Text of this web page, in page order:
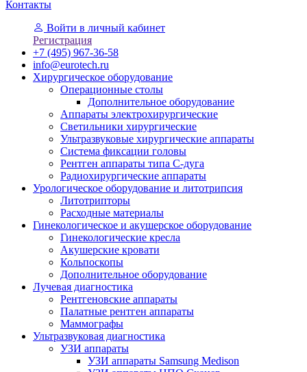
Контакты
Войти в личный кабинет
Регистрация
+7 (495) 967-36-58
info@eurotech.ru
Хирургическое оборудование
Операционные столы
Дополнительное оборудование
Аппараты электрохирургические
Светильники хирургические
Ультразвуковые хирургические аппараты
Система фиксации головы
Рентген аппараты типа С-дуга
Радиохирургические аппараты
Урологическое оборудование и литотрипсия
Литотрипторы
Расходные материалы
Гинекологическое и акушерское оборудование
Гинекологические кресла
Акушерские кровати
Кольпоскопы
Дополнительное оборудование
Лучевая диагностика
Рентгеновские аппараты
Палатные рентген аппараты
Маммографы
Ультразвуковая диагностика
УЗИ аппараты
УЗИ аппараты Samsung Medison